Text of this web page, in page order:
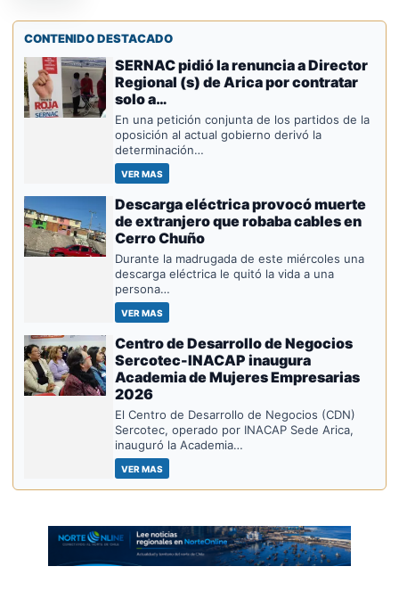
CONTENIDO DESTACADO
SERNAC pidió la renuncia a Director
Regional (s) de Arica por contratar
solo a…
En una petición conjunta de los partidos de la
oposición al actual gobierno derivó la
determinación…
VER MAS
Descarga eléctrica provocó muerte
de extranjero que robaba cables en
Cerro Chuño
Durante la madrugada de este miércoles una
descarga eléctrica le quitó la vida a una
persona…
VER MAS
Centro de Desarrollo de Negocios
Sercotec-INACAP inaugura
Academia de Mujeres Empresarias
2026
El Centro de Desarrollo de Negocios (CDN)
Sercotec, operado por INACAP Sede Arica,
inauguró la Academia…
VER MAS